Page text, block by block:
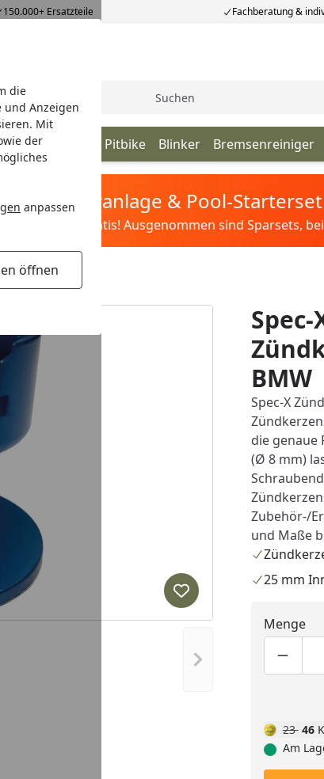
die
und Anzeigen
Mit
der
anpassen
öffnen
150.000+ Ersatzteile Fachberatung &
Suche
Benzinhahn Pitbike Blinker Bremsenreiniger
Sandfilteranlage & Pool-
Filter&Pflege gratis! Ausgenommen sind Sparsets,
für BMW
Nächstes Bild
Produkt zur
Spec-
BMW
Spec-X
die genaue
(Ø 8 mm)
Zubehör-/
und Maße
25 mm
Menge
23 46
Am